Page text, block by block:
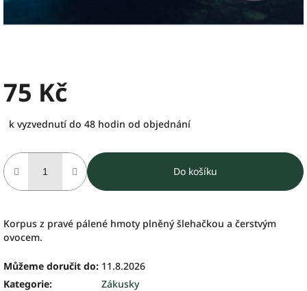
75 Kč
cena:
k vyzvednutí do 48 hodin od objednání
Do košíku
Korpus z pravé pálené hmoty plněný šlehačkou a čerstvým
ovocem.
Můžeme doručit do: 11.8.2026
Kategorie: Zákusky